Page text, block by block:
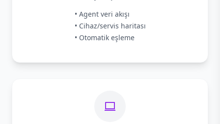
• Agent veri akışı
• Cihaz/servis haritası
• Otomatik eşleme